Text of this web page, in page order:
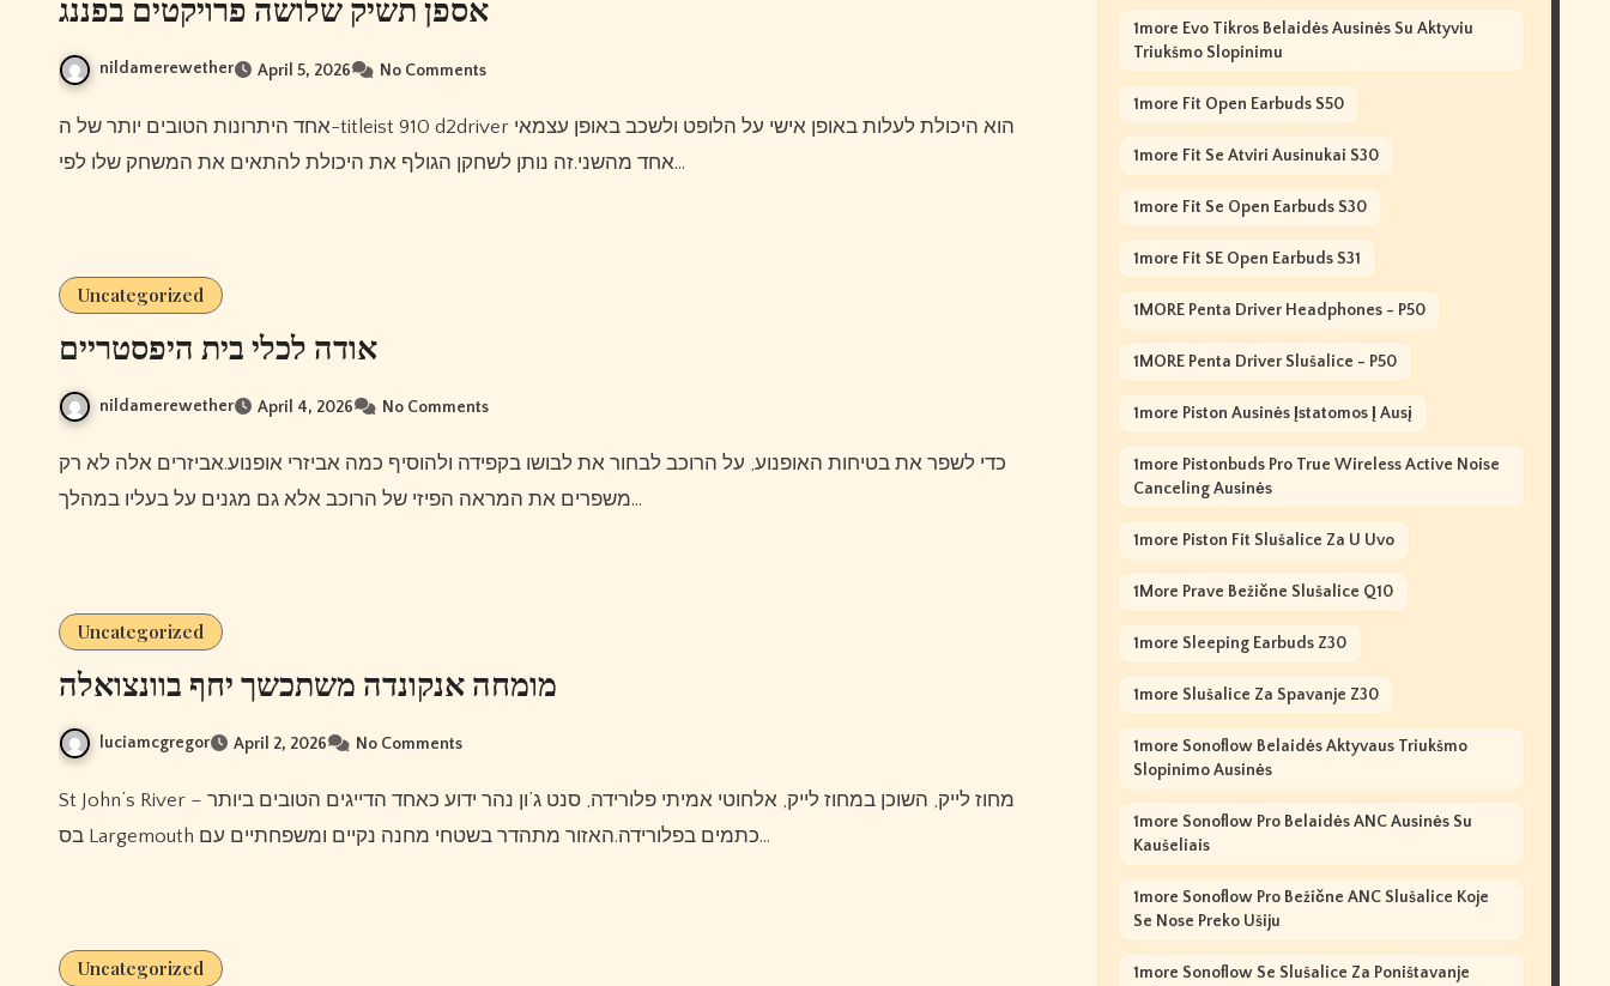
אספן תשיק שלושה פרויקטים בפננג
nildamerewether April 5, 2026 No Comments
אחד היתרונות הטובים יותר של ה-titleist 910 d2driver הוא היכולת לעלות באופן אישי על הלופט ולשכב באופן עצמאי
אחד מהשני.זה נותן לשחקן הגולף את היכולת להתאים את המשחק שלו לפי…
Uncategorized
אודה לכלי בית היפסטריים
nildamerewether April 4, 2026 No Comments
כדי לשפר את בטיחות האופנוע, על הרוכב לבחור את לבושו בקפידה ולהוסיף כמה אביזרי אופנוע.אביזרים אלה לא רק
משפרים את המראה הפיזי של הרוכב אלא גם מגנים על בעליו במהלך…
Uncategorized
מומחה אנקונדה משתכשך יחף בוונצואלה
luciamcgregor April 2, 2026 No Comments
St John’s River – מחוז לייק, השוכן במחוז לייק, אלחוטי אמיתי פלורידה, סנט ג’ון נהר ידוע כאחד הדייגים הטובים ביותר
בס Largemouth כתמים בפלורידה.האזור מתהדר בשטחי מחנה נקיים ומשפחתיים עם…
Uncategorized
1more Evo Tikros Belaidės Ausinės Su Aktyviu
Triukšmo Slopinimu
1more Fit Open Earbuds S50
1more Fit Se Atviri Ausinukai S30
1more Fit Se Open Earbuds S30
1more Fit SE Open Earbuds S31
1MORE Penta Driver Headphones - P50
1MORE Penta Driver Slušalice - P50
1more Piston Ausinės Įstatomos Į Ausį
1more Pistonbuds Pro True Wireless Active Noise
Canceling Ausinės
1more Piston Fit Slušalice Za U Uvo
1More Prave Bežične Slušalice Q10
1more Sleeping Earbuds Z30
1more Slušalice Za Spavanje Z30
1more Sonoflow Belaidės Aktyvaus Triukšmo
Slopinimo Ausinės
1more Sonoflow Pro Belaidės ANC Ausinės Su
Kaušeliais
1more Sonoflow Pro Bežične ANC Slušalice Koje
Se Nose Preko Ušiju
1more Sonoflow Se Slušalice Za Poništavanje